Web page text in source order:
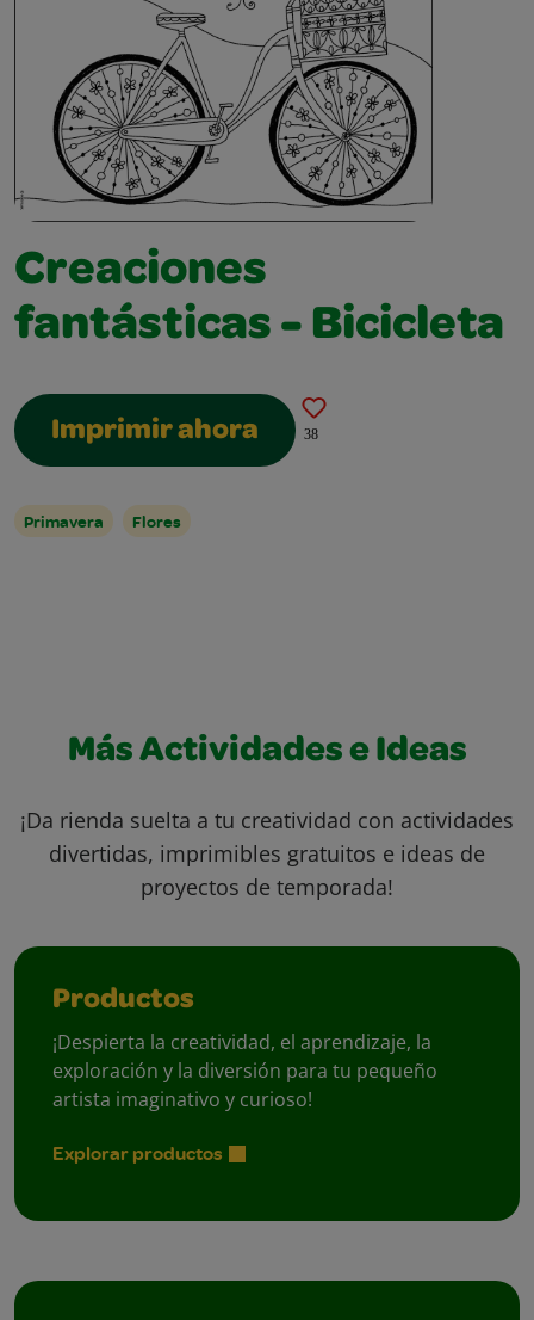
Creaciones
fantásticas - Bicicleta
Imprimir ahora 38
Primavera Flores
Más Actividades e Ideas
¡Da rienda suelta a tu creatividad con actividades
divertidas, imprimibles gratuitos e ideas de
proyectos de temporada!
Productos
¡Despierta la creatividad, el aprendizaje, la
exploración y la diversión para tu pequeño
artista imaginativo y curioso!
Explorar productos